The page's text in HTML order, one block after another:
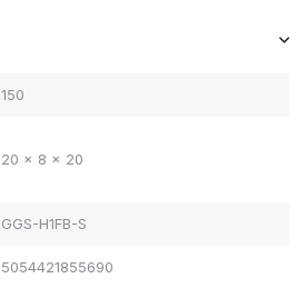
150
20 x 8 x 20
GGS-H1FB-S
5054421855690